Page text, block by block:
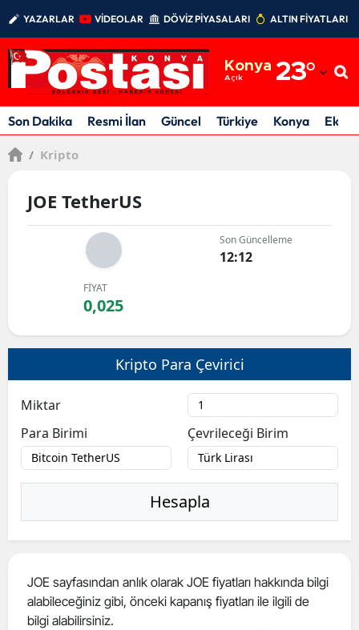
YAZARLAR VİDEOLAR DÖVİZ PİYASALARI ALTIN FİYATLARI
Konya
Açık 23°
Adıyaman
Afyonkarahisar
Antalya
Bitlis
Bolu
Bursa
Çankırı
Son Dakika Resmi İlan Güncel Türkiye Konya
/ Kripto
JOE TetherUS
Son Güncelleme
12:12
FİYAT
0,025
Kripto Para Çevirici
Miktar
Para Birimi
Çevrileceği Birim
Hesapla
JOE sayfasından anlık olarak JOE fiyatları hakkında bilgi
alabileceğiniz gibi, önceki kapanış fiyatları ile ilgili de
bilgi alabilirsiniz.